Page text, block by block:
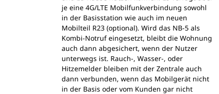
je eine 4G/LTE Mobilfunkverbindung sowohl
in der Basisstation wie auch im neuen
Mobilteil R23 (optional). Wird das NB-5 als
Kombi-Notruf eingesetzt, bleibt die Wohnung
auch dann abgesichert, wenn der Nutzer
unterwegs ist. Rauch-, Wasser-, oder
Hitzemelder bleiben mit der Zentrale auch
dann verbunden, wenn das Mobilgerät nicht
in der Basis oder vom Kunden gar nicht